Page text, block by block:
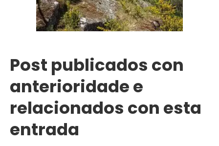
Post publicados con
anterioridade e
relacionados con esta
entrada